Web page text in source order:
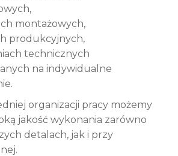
montażowych,
produkcyjnych,
technicznych
na indywidualne
organizacji pracy możemy
jakość wykonania zarówno
detalach, jak i przy